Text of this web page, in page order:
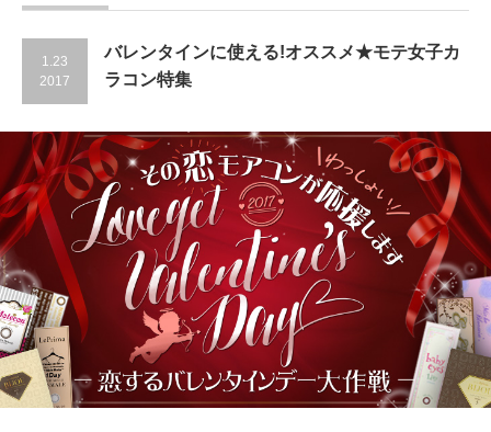
1.23
2017
バレンタインに使える!オススメ★モテ女子カ
ラコン特集